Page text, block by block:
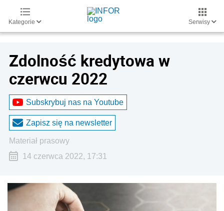
Kategorie Serwisy
Zdolność kredytowa w
czerwcu 2022
Subskrybuj nas na Youtube
Zapisz się na newsletter
materiał prasowy
14 czerwca 2022, 17:31